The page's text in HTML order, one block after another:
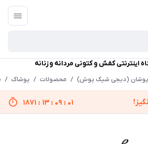
کفش و کتونی مردانه و زنانه
پوشان (دیجی شیک پوش) / محصولات / پوشاک /
1871 : 13 : 09 : 01